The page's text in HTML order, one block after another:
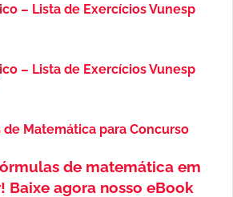
– Lista de Exercícios Vunesp
– Lista de Exercícios Vunesp
de Matemática para Concurso
de matemática em
Baixe agora nosso eBook